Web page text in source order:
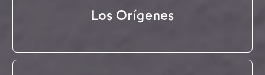
Los Orígenes